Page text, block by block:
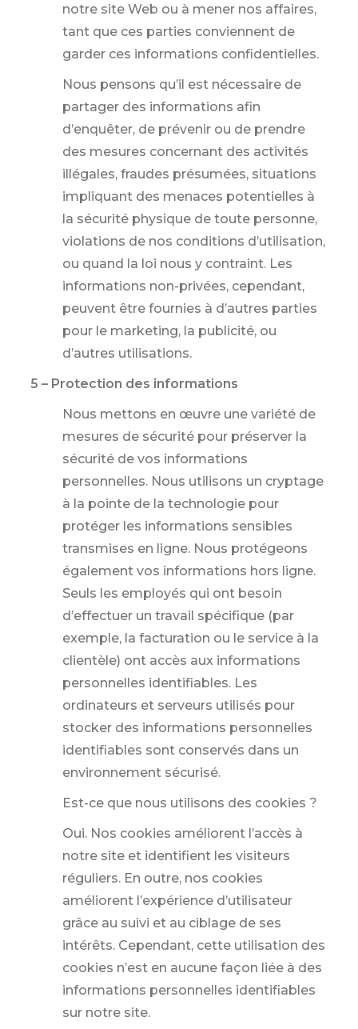
notre site Web ou à mener nos affaires,
tant que ces parties conviennent de
garder ces informations confidentielles.
Nous pensons qu’il est nécessaire de
partager des informations afin
d’enquêter, de prévenir ou de prendre
des mesures concernant des activités
illégales, fraudes présumées, situations
impliquant des menaces potentielles à
la sécurité physique de toute personne,
violations de nos conditions d’utilisation,
ou quand la loi nous y contraint. Les
informations non-privées, cependant,
peuvent être fournies à d’autres parties
pour le marketing, la publicité, ou
d’autres utilisations.
5 – Protection des informations
Nous mettons en œuvre une variété de
mesures de sécurité pour préserver la
sécurité de vos informations
personnelles. Nous utilisons un cryptage
à la pointe de la technologie pour
protéger les informations sensibles
transmises en ligne. Nous protégeons
également vos informations hors ligne.
Seuls les employés qui ont besoin
d’effectuer un travail spécifique (par
exemple, la facturation ou le service à la
clientèle) ont accès aux informations
personnelles identifiables. Les
ordinateurs et serveurs utilisés pour
stocker des informations personnelles
identifiables sont conservés dans un
environnement sécurisé.
Est-ce que nous utilisons des cookies ?
Oui. Nos cookies améliorent l’accès à
notre site et identifient les visiteurs
réguliers. En outre, nos cookies
améliorent l’expérience d’utilisateur
grâce au suivi et au ciblage de ses
intérêts. Cependant, cette utilisation des
cookies n’est en aucune façon liée à des
informations personnelles identifiables
sur notre site.